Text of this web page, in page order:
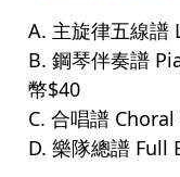
A. 主旋律五線譜
B. 鋼琴伴奏譜
幣$40
C. 合唱譜
D. 樂隊總譜 Full